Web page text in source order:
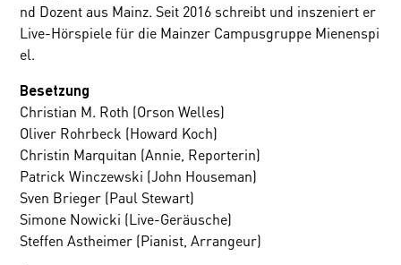
nd Dozent aus Mainz. Seit 2016 schreibt und inszeniert er
Live-Hörspiele für die Mainzer Campusgruppe Mienenspi
el.
Besetzung
Christian M. Roth (Orson Welles)
Oliver Rohrbeck (Howard Koch)
Christin Marquitan (Annie, Reporterin)
Patrick Winczewski (John Houseman)
Sven Brieger (Paul Stewart)
Simone Nowicki (Live-Geräusche)
Steffen Astheimer (Pianist, Arrangeur)